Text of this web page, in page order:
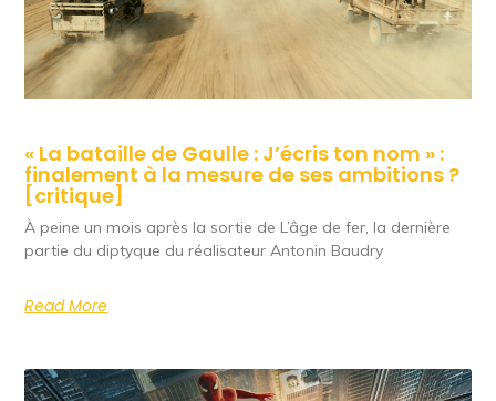
« La bataille de Gaulle : J’écris ton nom » :
finalement à la mesure de ses ambitions ?
[critique]
À peine un mois après la sortie de L’âge de fer, la dernière
partie du diptyque du réalisateur Antonin Baudry
Read More